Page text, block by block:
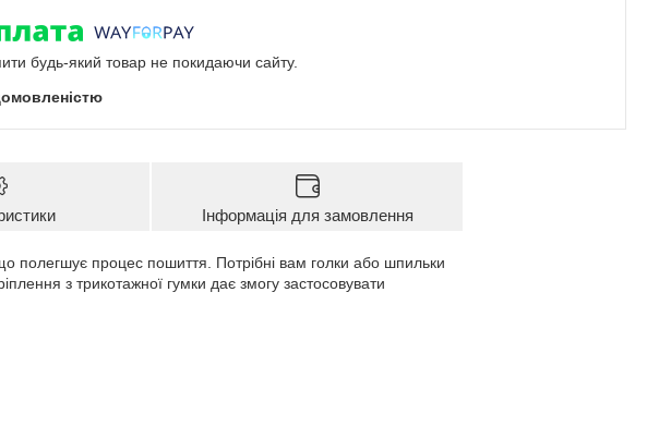
будь-який товар не покидаючи сайту.
Інформація для замовлення
полегшує процес пошиття. Потрібні вам голки або шпильки
з трикотажної гумки дає змогу застосовувати